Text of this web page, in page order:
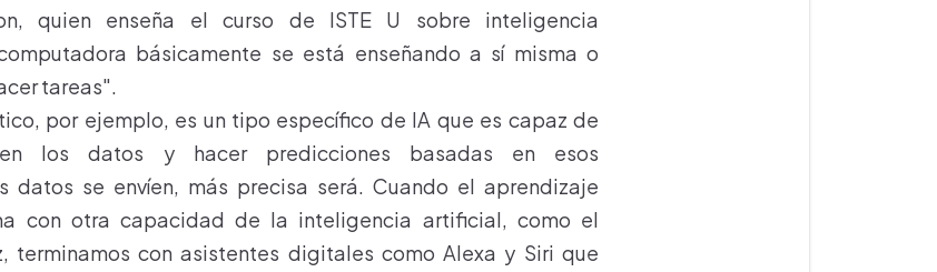
quien enseña el curso de ISTE U sobre inteligencia
básicamente se está enseñando a sí misma o
tareas".
por ejemplo, es un tipo específico de IA que es capaz de
en los datos y hacer predicciones basadas en esos
datos se envíen, más precisa será. Cuando el aprendizaje
con otra capacidad de la inteligencia artificial, como el
terminamos con asistentes digitales como Alexa y Siri que